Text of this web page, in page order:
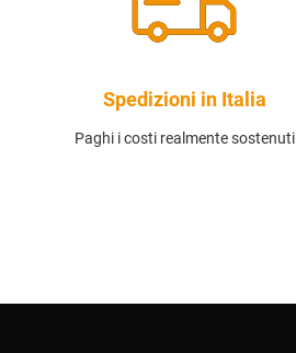
Spedizioni in Italia
Paghi i costi realmente sostenuti